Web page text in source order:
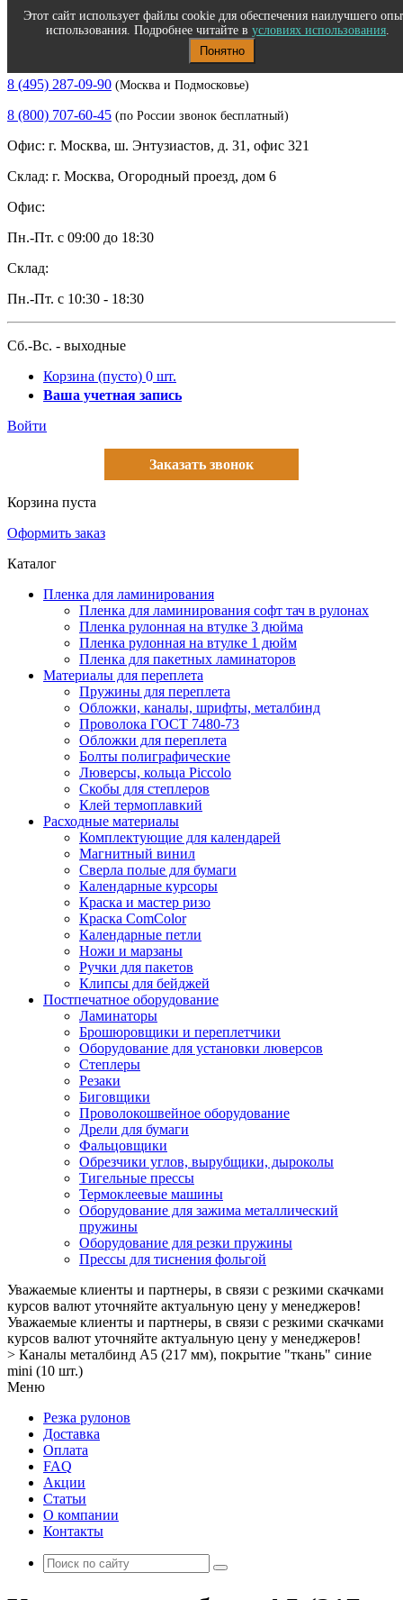
Полиграфическое и офисное оборудование
8 (495) 287-09-90 (Москва и Подмосковье)
8 (800) 707-60-45 (по России звонок бесплатный)
Офис: г. Москва, ш. Энтузиастов, д. 31, офис 321
Склад: г. Москва, Огородный проезд, дом 6
Офис:
Пн.-Пт. с 09:00 до 18:30
Склад:
Пн.-Пт. с 10:30 - 18:30
Сб.-Вс. - выходные
Корзина (пусто) 0 шт.
Ваша учетная запись
Войти
Заказать звонок
Корзина пуста
Оформить заказ
Каталог
Пленка для ламинирования
Пленка для ламинирования софт тач в рулонах
Пленка рулонная на втулке 3 дюйма
Пленка рулонная на втулке 1 дюйм
Пленка для пакетных ламинаторов
Материалы для переплета
Пружины для переплета
Обложки, каналы, шрифты, металбинд
Проволока ГОСТ 7480-73
Обложки для переплета
Болты полиграфические
Люверсы, кольца Piccolo
Скобы для степлеров
Клей термоплавкий
Расходные материалы
Комплектующие для календарей
Магнитный винил
Сверла полые для бумаги
Календарные курсоры
Краска и мастер ризо
Краска ComColor
Календарные петли
Ножи и марзаны
Ручки для пакетов
Клипсы для бейджей
Постпечатное оборудование
Ламинаторы
Брошюровщики и переплетчики
Оборудование для установки люверсов
Степлеры
Резаки
Биговщики
Проволокошвейное оборудование
Дрели для бумаги
Фальцовщики
Обрезчики углов, вырубщики, дыроколы
Тигельные прессы
Термоклеевые машины
Оборудование для зажима металлический
пружины
Оборудование для резки пружины
Прессы для тиснения фольгой
Уважаемые клиенты и партнеры, в связи с резкими скачками
курсов валют уточняйте актуальную цену у менеджеров!
Уважаемые клиенты и партнеры, в связи с резкими скачками
курсов валют уточняйте актуальную цену у менеджеров!
> Каналы металбинд А5 (217 мм), покрытие "ткань" синие
mini (10 шт.)
Меню
Резка рулонов
Доставка
Оплата
FAQ
Акции
Статьи
О компании
Контакты
Этот сайт использует файлы cookie для обеспечения наилучшего
использования. Подробнее читайте в условиях использования.
Понятно